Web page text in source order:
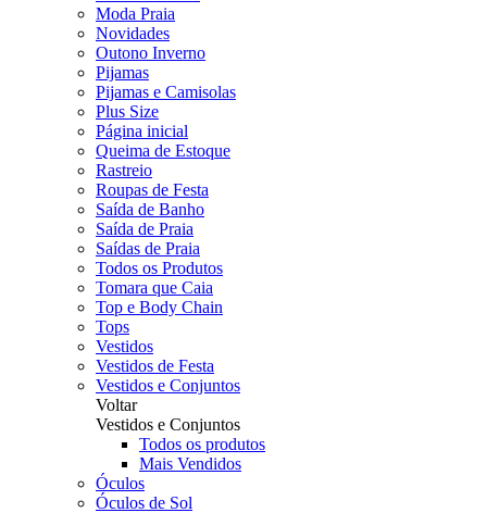
Moda Praia
Novidades
Outono Inverno
Pijamas
Pijamas e Camisolas
Plus Size
Página inicial
Queima de Estoque
Rastreio
Roupas de Festa
Saída de Banho
Saída de Praia
Saídas de Praia
Todos os Produtos
Tomara que Caia
Top e Body Chain
Tops
Vestidos
Vestidos de Festa
Vestidos e Conjuntos
Voltar
Vestidos e Conjuntos
Todos os produtos
Mais Vendidos
Óculos
Óculos de Sol